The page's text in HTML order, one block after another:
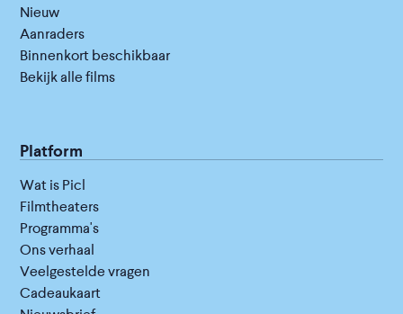
Nieuw
Aanraders
Binnenkort beschikbaar
Bekijk alle films
Platform
Wat is Picl
Filmtheaters
Programma's
Ons verhaal
Veelgestelde vragen
Cadeaukaart